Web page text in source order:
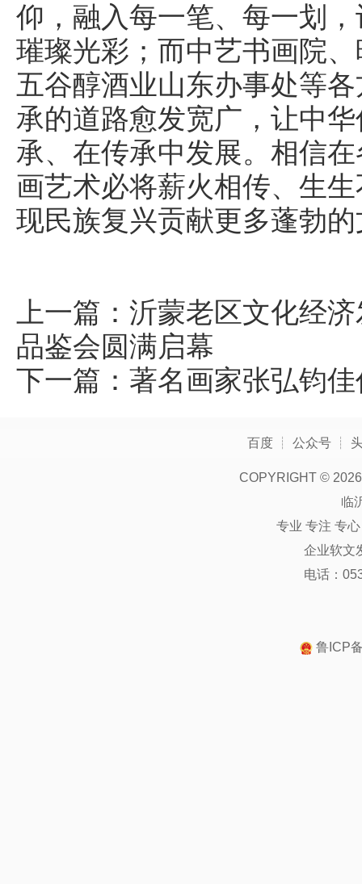
仰，融入每一笔、每一划
璀璨光彩；而中艺书画院
五谷醇酒业山东办事处等
承的道路愈发宽广，让中
承、在传承中发展。相信
画艺术必将薪火相传、生
现民族复兴贡献更多蓬勃
上一篇： 沂蒙老区文化经
品鉴会圆满启幕
下一篇： 著名画家张弘钧
百度 ┊ 公众号 ┊
COPYRIGHT ©
临
专业 专注 专
企业软文
电话：
鲁ICP